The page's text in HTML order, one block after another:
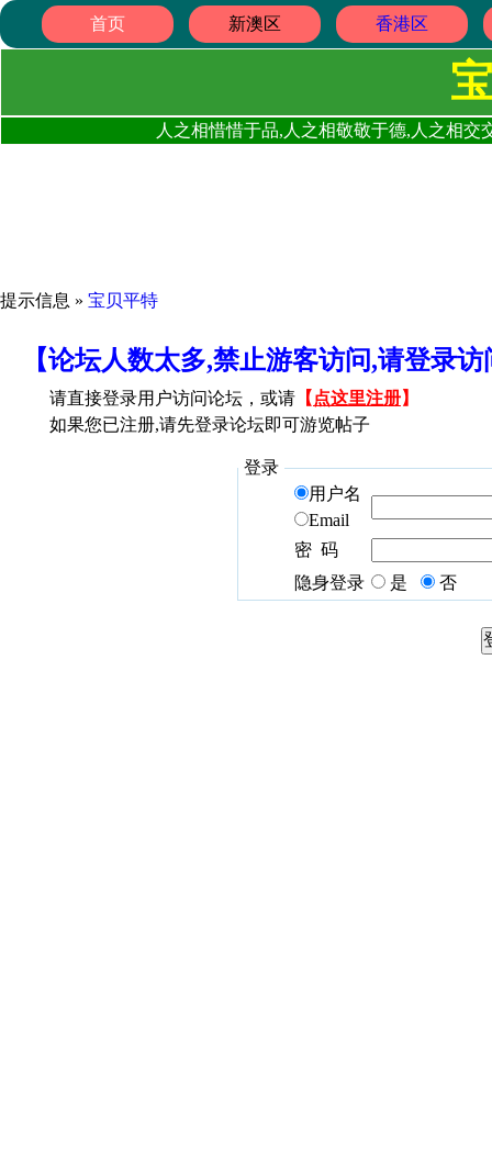
首页 新澳区 香港区
人之相惜惜于品,人之相敬敬于德,人之相
提示信息 » 宝贝平特
【论坛人数太多,禁止游客访问,请登录
请直接登录用户访问论坛，或请 【 点这里注册】
如果您已注册,请先登录论坛即可游览帖子
登录
用户名
Email
密 码
隐身登录
是 否